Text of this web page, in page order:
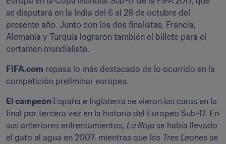
se disputará en la India del 6 al 28 de octubre del
presente año. Junto con los dos finalistas, Francia,
Alemania y Turquía lograron también el billete para el
certamen mundialista.
FIFA.com repasa lo más destacado de lo ocurrido en la
competición preliminar europea.
El campeón España e Inglaterra se vieron las caras en la
final por tercera vez en la historia del Europeo Sub-17. En
sus anteriores enfrentamientos, La Roja se había llevado
el gato al agua en 2007, mientras que los Tres Leones se